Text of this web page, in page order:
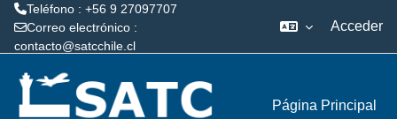
Teléfono : +56 9 27097707
Correo electrónico :
contacto@satcchile.cl
Acceder
Página Principal